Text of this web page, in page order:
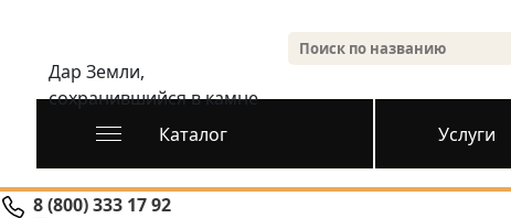
Дар Земли,
сохранившийся в камне
Каталог Услуги
8 (800) 333 17 92